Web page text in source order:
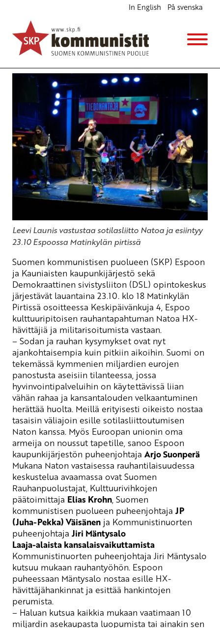
In English På svenska
Kulttuuritapahtuma vastustaa Natoa
Ajankohtaista
Avainsanat:Kulttuuri,Naton vastainen tilaisuus
Leevi Launis vastustaa sotilasliitto Natoa ja esiintyy
23.10 Espoossa Matinkylän pirtissä
Suomen kommunistisen puolueen (SKP) Espoon
ja Kauniaisten kaupunkijärjestö sekä
Demokraattinen sivistysliiton (DSL) opintokeskus
järjestävät lauantaina 23.10. klo 18 Matinkylän
Pirtissä osoitteessa Keskipäivänkuja 4, Espoo
kulttuuripitoisen rauhantapahtuman Natoa HX-
hävittäjiä ja militarisoitumista vastaan.
– Sodan ja rauhan kysymykset ovat nyt
ajankohtaisempia kuin pitkiin aikoihin. Suomi on
tekemässä kymmenien miljardien eurojen
panostusta aseisiin tilanteessa, jossa
hyvinvointipalveluihin on käytettävissä liian
vähän rahaa ja kansantalouden velkaantuminen
herättää huolta. Meillä erityisesti oikeisto nostaa
tasaisin väliajoin esille sotilasliittoutumisen
Naton kanssa. Myös Euroopan unionin oma
armeija on noussut tapetille , sanoo Espoon
kaupunkijärjestön puheenjohtaja Arjo Suonperä
Mukana Naton vastaisessa rauhantilaisuudessa
keskustelua avaamassa ovat Suomen
Rauhanpuolustajat, Kulttuurivihkojen
päätoimittaja Elias Krohn Suomen
kommunistisen puolueen puheenjohtaja JP
(Juha-Pekka) Väisänen ja Kommunistinuorten
puheenjohtaja Jiri Mäntysalo
Laaja-alaista kansalaisvaikuttamista
Kommunistinuorten puheenjohtaja Jiri Mäntysalo
kutsuu mukaan rauhantyöhön. Espoon
puheessaan Mäntysalo nostaa esille HX-
hävittäjähankinnat ja esittää hankintojen
perumista.
– Haluan kutsua kaikkia mukaan vaatimaan 10
miljardin asekaupasta luopumista tai ainakin sen